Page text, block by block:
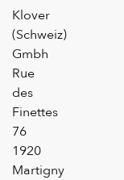
Klover
(Schweiz)
Gmbh
Rue
des
Finettes
76
1920
Martigny